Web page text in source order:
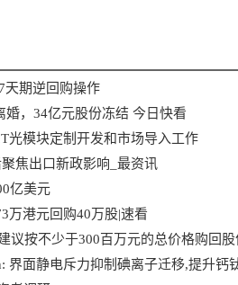
天期逆回购操作
，34亿元股份冻结 今日快看
光模块定制开发和市场导入工作
焦出口新政影响_最资讯
亿美元
万港元回购40万股|速看
议按不少于300百万元的总价格购回股
界面静电斥力抑制碘离子迁移,提升钙